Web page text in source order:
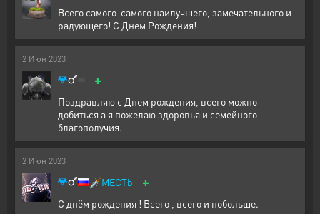
Всего самого-самого наилучшего, замечательного и
радующего! С Днем Рождения!
2 Июн 2023
+
Поздравляю с Днем рождения, всего можно
добиться а я пожелаю здоровья и семейного
благополучия.
2 Июн 2023
🗡️MECTb +
С днём рождения ! Всего , всего и побольше.